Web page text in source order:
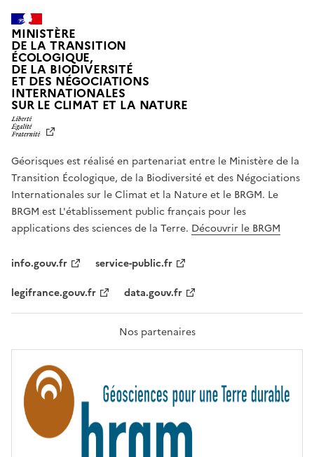
MINISTÈRE
DE LA TRANSITION
ÉCOLOGIQUE,
DE LA BIODIVERSITÉ
ET DES NÉGOCIATIONS
INTERNATIONALES
SUR LE CLIMAT ET LA NATUREL
T
É
,
É
G
A
L
F
A
T
R
T
É
Géorisques est réalisé en partenariat entre le Ministère de la
Transition Écologique, de la Biodiversité et des Négociations
Internationales sur le Climat et la Nature et le BRGM. Le
BRGM est L'établissement public français pour les
applications des sciences de la Terre. Découvrir le BRGM
info.gouv.fr
service-public.fr
legifrance.gouv.fr
data.gouv.fr
Nos partenaires